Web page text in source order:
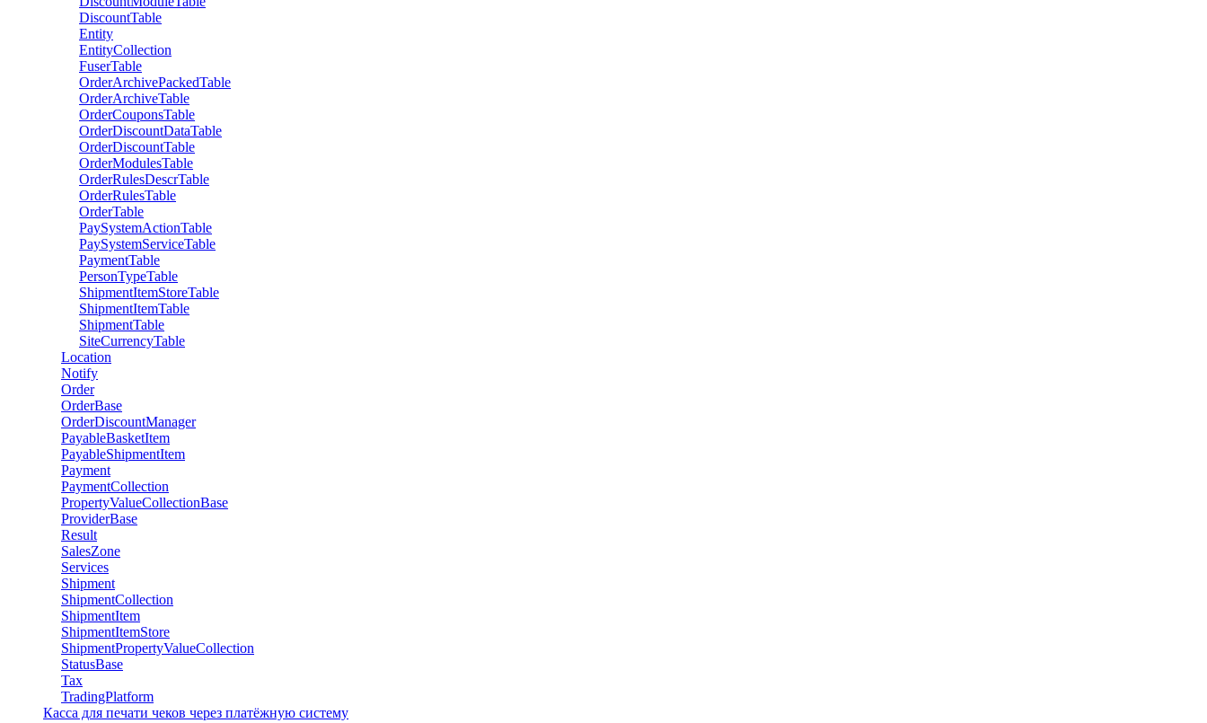
DiscountTable
Entity
EntityCollection
FuserTable
OrderArchivePackedTable
OrderArchiveTable
OrderCouponsTable
OrderDiscountDataTable
OrderDiscountTable
OrderModulesTable
OrderRulesDescrTable
OrderRulesTable
OrderTable
PaySystemActionTable
PaySystemServiceTable
PaymentTable
PersonTypeTable
ShipmentItemStoreTable
ShipmentItemTable
ShipmentTable
SiteCurrencyTable
Location
Notify
Order
OrderBase
OrderDiscountManager
PayableBasketItem
PayableShipmentItem
Payment
PaymentCollection
PropertyValueCollectionBase
ProviderBase
Result
SalesZone
Services
Shipment
ShipmentCollection
ShipmentItem
ShipmentItemStore
ShipmentPropertyValueCollection
StatusBase
Tax
TradingPlatform
Касса для печати чеков через платёжную систему